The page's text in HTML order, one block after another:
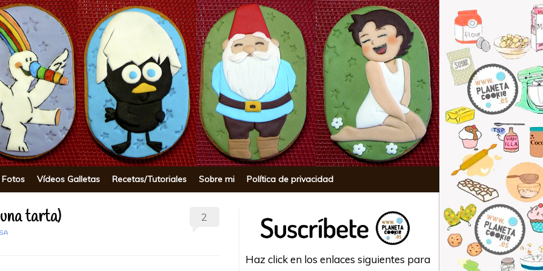
Fotos Vídeos Galletas Recetas/Tutoriales Sobre mi Política de privacidad
tarta) 2
Haz click en los enlaces siguientes para